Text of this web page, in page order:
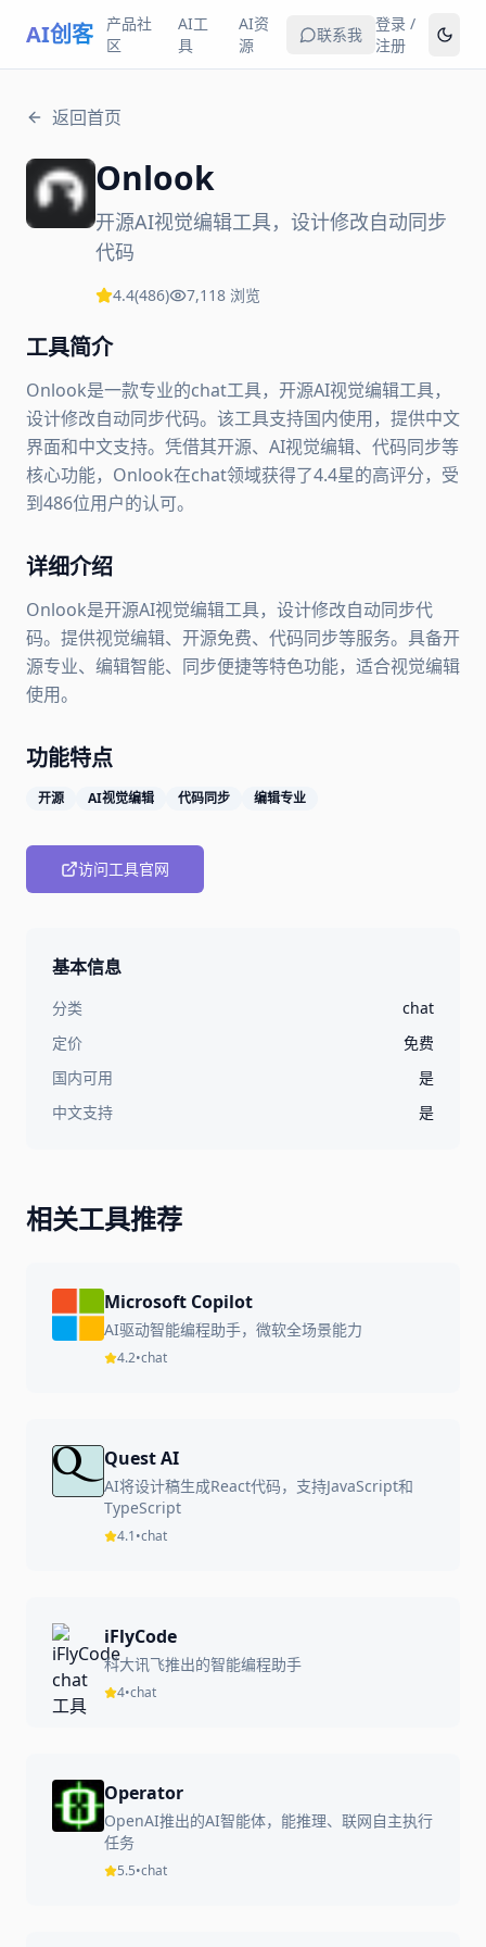
AI创客
产品社
区
AI工
具
AI资
源
联系我
登录 /
注册
返回首页
Onlook
开源AI视觉编辑工具，设计修改自动同步
代码
4.4(486) 7,118 浏览
工具简介
Onlook是一款专业的chat工具，开源AI视觉编辑工具，
设计修改自动同步代码。该工具支持国内使用，提供中文
界面和中文支持。凭借其开源、AI视觉编辑、代码同步等
核心功能，Onlook在chat领域获得了4.4星的高评分，受
到486位用户的认可。
详细介绍
Onlook是开源AI视觉编辑工具，设计修改自动同步代
码。提供视觉编辑、开源免费、代码同步等服务。具备开
源专业、编辑智能、同步便捷等特色功能，适合视觉编辑
使用。
功能特点
开源 AI视觉编辑 代码同步 编辑专业
访问工具官网
基本信息
分类
chat
定价
免费
国内可用
是
中文支持
是
相关工具推荐
Microsoft Copilot
AI驱动智能编程助手，微软全场景能力
4.2•chat
Quest AI
AI将设计稿生成React代码，支持JavaScript和
TypeScript
4.1•chat
iFlyCode
科大讯飞推出的智能编程助手
4•chat
Operator
OpenAI推出的AI智能体，能推理、联网自主执行
任务
5.5•chat